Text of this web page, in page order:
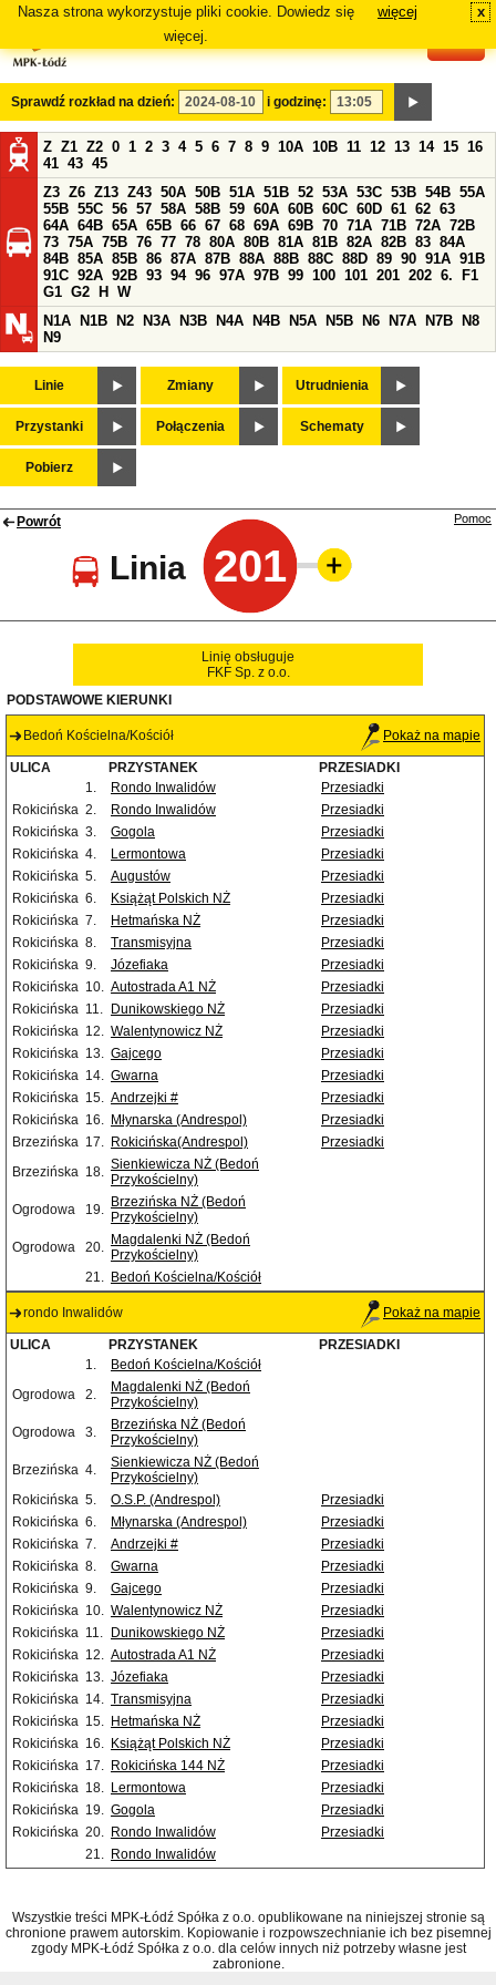
Nasza strona wykorzystuje pliki cookie. Dowiedz się
więcej.
więcej x
Sprawdź rozkład na dzień: i godzinę:
Z Z1 Z2 0 1 2 3 4 5 6 7 8 9 10A 10B 11 12 13 14 15 16
41 43 45
Z3 Z6 Z13 Z43 50A 50B 51A 51B 52 53A 53C 53B 54B 55A
55B 55C 56 57 58A 58B 59 60A 60B 60C 60D 61 62 63
64A 64B 65A 65B 66 67 68 69A 69B 70 71A 71B 72A 72B
73 75A 75B 76 77 78 80A 80B 81A 81B 82A 82B 83 84A
84B 85A 85B 86 87A 87B 88A 88B 88C 88D 89 90 91A 91B
91C 92A 92B 93 94 96 97A 97B 99 100 101 201 202 6.
F1
G1 G2 H
W
N1A
N1B N2 N3A N3B N4A N4B N5A N5B N6 N7A N7B
N8
N9
Linie Zmiany Utrudnienia
Przystanki Połączenia Schematy
Pobierz
Powrót
Linia 201
Pomoc
Linię obsługuje
FKF Sp. z o.o.
PODSTAWOWE KIERUNKI
Bedoń Kościelna/Kościół Pokaż na mapie
ULICA PRZYSTANEK
PRZESIADKI
1.
Rondo Inwalidów
Przesiadki
Rokicińska 2. Rondo Inwalidów
Przesiadki
Rokicińska 3. Gogola
Przesiadki
Rokicińska 4. Lermontowa
Przesiadki
Rokicińska 5. Augustów
Przesiadki
Rokicińska 6. Książąt Polskich NŻ
Przesiadki
Rokicińska 7. Hetmańska NŻ
Przesiadki
Rokicińska 8. Transmisyjna
Przesiadki
Rokicińska 9. Józefiaka
Przesiadki
Rokicińska 10. Autostrada A1 NŻ
Przesiadki
Rokicińska 11. Dunikowskiego NŻ
Przesiadki
Rokicińska 12. Walentynowicz NŻ
Przesiadki
Rokicińska 13. Gajcego
Przesiadki
Rokicińska 14. Gwarna
Przesiadki
Rokicińska 15. Andrzejki #
Przesiadki
Rokicińska 16. Młynarska (Andrespol)
Przesiadki
Brzezińska 17. Rokicińska(Andrespol)
Przesiadki
Brzezińska 18. Sienkiewicza NŻ (Bedoń
Przykościelny)
Ogrodowa
19. Brzezińska NŻ (Bedoń
Przykościelny)
Ogrodowa
20. Magdalenki NŻ (Bedoń
Przykościelny)
21. Bedoń Kościelna/Kościół
rondo Inwalidów Pokaż na mapie
ULICA PRZYSTANEK
PRZESIADKI
1.
Bedoń Kościelna/Kościół
Ogrodowa
2.
Magdalenki NŻ (Bedoń
Przykościelny)
Ogrodowa
3.
Brzezińska NŻ (Bedoń
Przykościelny)
Brzezińska 4.
Sienkiewicza NŻ (Bedoń
Przykościelny)
Rokicińska 5. O.S.P. (Andrespol)
Przesiadki
Rokicińska 6. Młynarska (Andrespol)
Przesiadki
Rokicińska 7. Andrzejki #
Przesiadki
Rokicińska 8. Gwarna
Przesiadki
Rokicińska 9. Gajcego
Przesiadki
Rokicińska 10. Walentynowicz NŻ
Przesiadki
Rokicińska 11. Dunikowskiego NŻ
Przesiadki
Rokicińska 12. Autostrada A1 NŻ
Przesiadki
Rokicińska 13. Józefiaka
Przesiadki
Rokicińska 14. Transmisyjna
Przesiadki
Rokicińska 15. Hetmańska NŻ
Przesiadki
Rokicińska 16. Książąt Polskich NŻ
Przesiadki
Rokicińska 17. Rokicińska 144 NŻ
Przesiadki
Rokicińska 18. Lermontowa
Przesiadki
Rokicińska 19. Gogola
Przesiadki
Rokicińska 20. Rondo Inwalidów
Przesiadki
21. Rondo Inwalidów
Wszystkie treści MPK-Łódź Spółka z o.o. opublikowane na niniejszej stronie są
chronione prawem autorskim. Kopiowanie i rozpowszechnianie ich bez pisemnej
zgody MPK-Łódź Spółka z o.o. dla celów innych niż potrzeby własne jest
zabronione.